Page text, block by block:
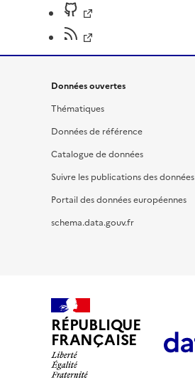
Données ouvertes
Thématiques
Données de référence
Catalogue de données
Suivre les publications des données
Portail des données européennes
schema.data.gouv.fr
RÉPUBLIQUE
FRANÇAISE